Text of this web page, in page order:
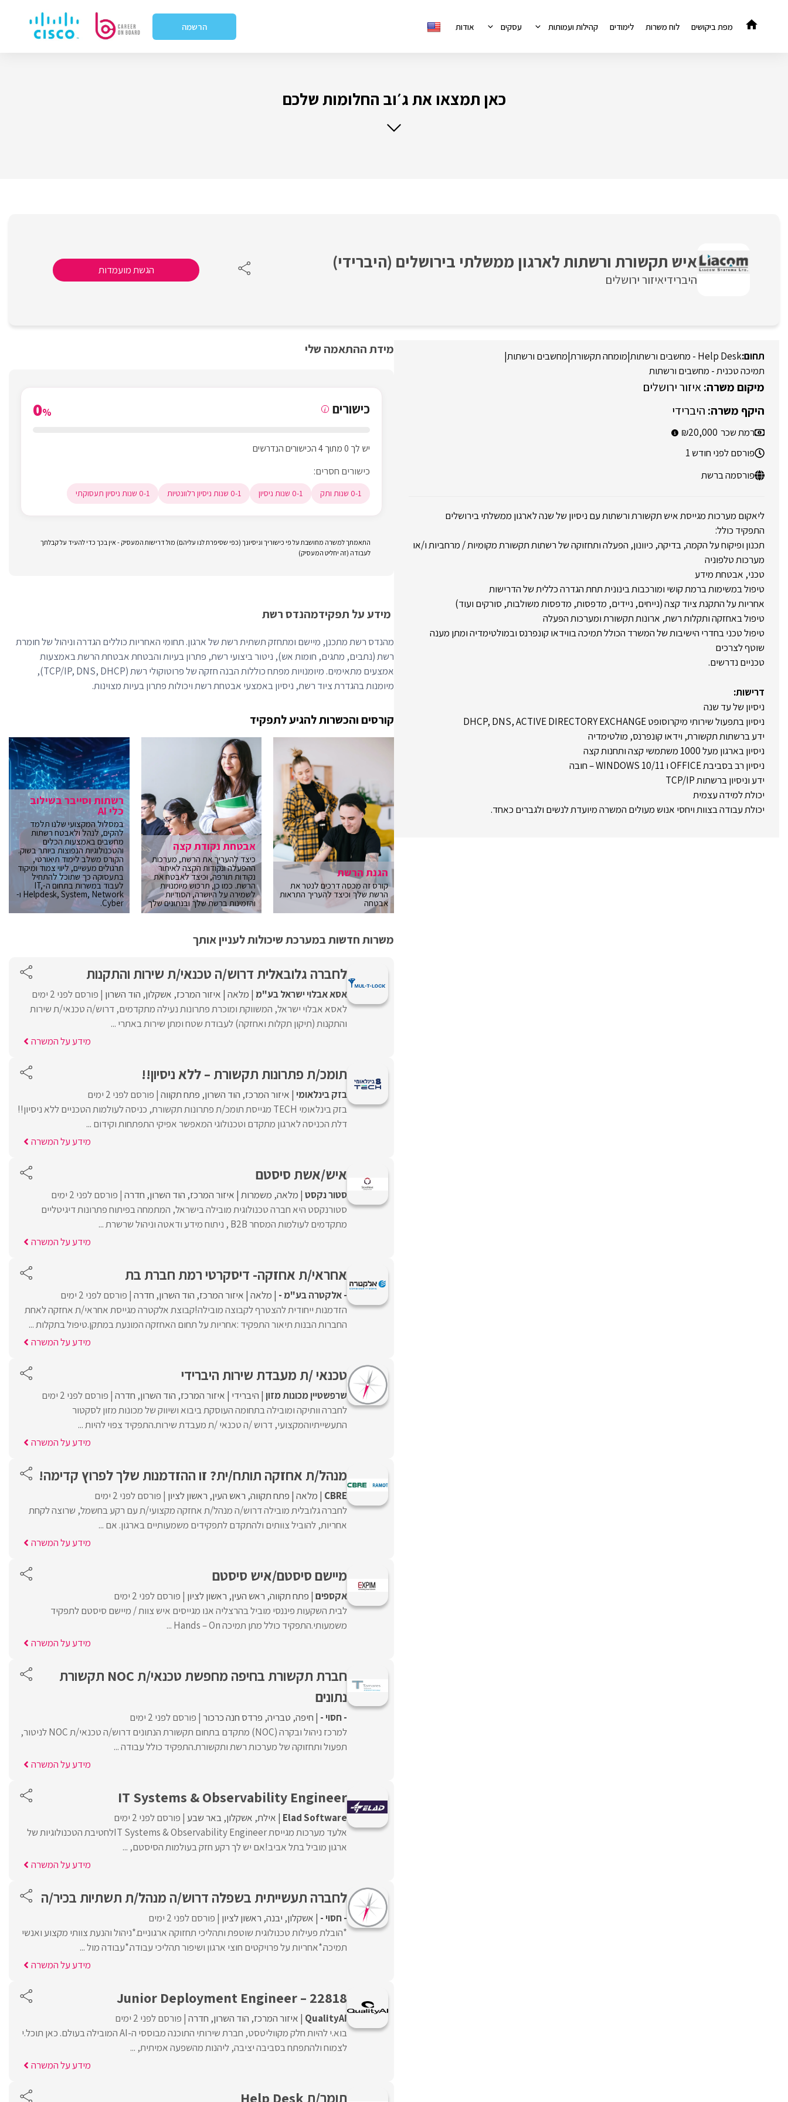
מפת ביקושים לוח משרות לימודים קהילות ועמותות עסקים אודות הרשמה
כאן תמצאו את ג׳וב החלומות שלכם
איש תקשורת ורשתות לארגון ממשלתי בירושלים (היברידי)
היברידיאיזור ירושלים
הגשת מועמדות
Help Desk - מחשבים ורשתות |מומחה תקשורת|מחשבים ורשתות|
תמיכה טכנית - מחשבים ורשתות
איזור ירושלים
היברידי
רמת שכר 20,000
פורסם לפני חודש 1
פורסמה ברשת
ליאקום מערכות מגייסת איש תקשורת ורשתות עם ניסיון של שנה לארגון ממשלתי בירושלים
התפקיד כולל:
תכנון ופיקוח על הקמה, בדיקה, כיוונון, הפעלה ותחזוקה של רשתות תקשורת מקומיות / מרחביות ו/או
מערכות טלפוניה
טכני, אבטחת מידע
טיפול במשימות ברמת קושי ומורכבות בינונית תחת הגדרה כללית של הדרישות
אחריות על התקנת ציוד קצה (נייחים, ניידים, מדפסות, מדפסות משולבות, סורקים ועוד)
טיפול באחזקה ותקלות רשת, ארונות תקשורת ומערכות הפעלה
טיפול טכני בחדרי הישיבות של המשרד הכולל תמיכה בווידאו קונפרנס ובמולטימדיה ומתן מענה
שוטף לצרכים
טכניים נדרשים.
דרישות:
ניסיון של עד שנה
ניסיון בתפעול שירותי מיקרוסופט DHCP, DNS, ACTIVE DIRECTORY EXCHANGE
ידע ברשתות תקשורת, וידאו קונפרנס, מולטימדיה
ניסיון בארגון מעל 1000 משתמשי קצה ותחנות קצה
ניסיון רב בסביבת OFFICE ו WINDOWS 10/11 – חובה
ידע וניסיון ברשתות TCP/IP
יכולת למידה עצמית
יכולת עבודה בצוות ויחסי אנוש מעולים המשרה מיועדת לנשים ולגברים כאחד.
מידת ההתאמה שלי
כישורים i
0%
יש לך 0 מתוך 4 הכישורים הנדרשים
כישורים חסרים:
0-1 שנות ותק 0-1 שנות ניסיון 0-1 שנות ניסיון רלוונטיות 0-1 שנות ניסיון תעסוקתי
התאמתך למשרה מחושבת על פי כישוריך וניסיונך (כפי שסיפרת לנו עליהם) מול דרישות המעסיק - אין בכך כדי להעיד על קבלתך
לעבודה (זה יחליט המעסיק)
מידע על תפקידמהנדס רשת
מהנדס רשת מתכנן, מיישם ומתחזק תשתית רשת של ארגון. תחומי האחריות כוללים הגדרה וניהול של חומרת
רשת (נתבים, מתגים, חומות אש), ניטור ביצועי רשת, פתרון בעיות והבטחת אבטחת הרשת באמצעות
אמצעים מתאימים. מיומנויות מפתח כוללות הבנה חזקה של פרוטוקולי רשת (TCP/IP, DNS, DHCP),
מיומנות בהגדרת ציוד רשת, ניסיון באמצעי אבטחת רשת ויכולות פתרון בעיות מצוינות.
קורסים והכשרות להגיע לתפקיד
הגנת הרשת
קורס זה מכסה דרכים לנטר את
הרשת שלך וכיצד להעריך התראות
אבטחה
אבטחת נקודת קצה
כיצד להעריך את הרשת, מערכות
ההפעלה ונקודות הקצה לאיתור
נקודות תורפה, וכיצד לאבטח את
הרשת. כמו כן, תרכוש מיומנויות
לשמירה על היושרה, הסודיות
והזמינות ברשת שלך ובנתונים שלך
רשתות וסייבר בשילוב
כלי AI
במסלול המקצועי שלנו תלמד
להקים, לנהל ולאבטח רשתות
מחשבים באמצעות הכלים
והטכנולוגיות הנפוצות ביותר בשוק.
הקורס משלב לימוד תיאורטי,
תרגולים מעשיים, ליווי צמוד ומיקוד
בתעסוקה כך שתוכל להתחיל
לעבוד במשרות בתחום ה-IT,
Helpdesk, System, Network ו-
Cyber.
משרות חדשות במערכת שיכולות לעניין אותך
לחברה גלובאלית דרוש/ה טכנאי/ת שירות והתקנות
אסא אבלוי ישראל בע"מ מלאה איזור המרכז אשקלון הוד השרון פורסם לפני 2 ימים
לאסא אבלוי ישראל, המשווקת ומוכרת פתרונות נעילה מתקדמים, דרוש/ה טכנאי/ת שירות
והתקנות (תיקון תקלות ואחזקה) לעבודת שטח ומתן שירות באתרי ...
מידע על המשרה
תומכ/ת פתרונות תקשורת – ללא ניסיון!!
בזק בינלאומי איזור המרכז הוד השרון פתח תקווה פורסם לפני 2 ימים
בזק בינלאומי TECH מגייסת תומכ/ת פתרונות תקשורת, כניסה לעולמות הטכניים ללא ניסיון!!
דלת הכניסה לארגון מתקדם וטכנולוגי המאפשר אפיקי התפתחות וקידום ...
מידע על המשרה
איש/אשת סיסטם
סטור נקסט מלאה משמרות איזור המרכז הוד השרון חדרה פורסם לפני 2 ימים
סטורנקסט היא חברה טכנולוגית מובילה בישראל, המתמחה בפיתוח פתרונות דיגיטליים
מתקדמים לעולמות המסחר B2B , ניתוח מידע ודאטה וניהול שרשרת ...
מידע על המשרה
אחראי/ת אחזקה- דיסקרטי רמת חברת בת
- אלקטרה בע"מ - מלאה איזור המרכז הוד השרון חדרה פורסם לפני 2 ימים
הזדמנות ייחודית להצטרף לקבוצה מובילה!קבוצת אלקטרה מגייסת אחראי/ת אחזקה לאחת
החברות הבנות תיאור התפקיד :אחריות על תחום האחזקה המונעת במתקן.טיפול בתקלות ...
מידע על המשרה
טכנאי /ת מעבדת שירות היברידי
שרפשטיין מכונות מזון היברידי איזור המרכז הוד השרון חדרה פורסם לפני 2 ימים
לחברה וותיקה ומובילה בתחומה העוסקת ביבוא ושיווק של מכונות מזון לסקטור
התעשייתיוהמקצועי, דרוש /ה טכנאי /ת מעבדת שירות.התפקיד צפוי להיות ...
מידע על המשרה
מנהל/ת אחזקה תותח/ית? זו ההזדמנות שלך לפרוץ קדימה!
CBRE מלאה פתח תקווה ראש העין ראשון לציון פורסם לפני 2 ימים
לחברה גלובלית מובילה דרוש/ה מנהל/ת אחזקה מקצועי/ת עם רקע בחשמל, שרוצה לקחת
אחריות, להוביל צוותים ולהתקדם לתפקידים משמעותיים בארגון. אם ...
מידע על המשרה
מיישם סיסטם/איש סיסטם
אקספים פתח תקווה ראש העין ראשון לציון פורסם לפני 2 ימים
לבית השקעות פיננסי מוביל בהרצליה אנו מגייסים איש צוות / מיישם סיסטם לתפקיד
משמעותי.התפקיד כולל מתן תמיכה Hands – On ...
מידע על המשרה
חברת תקשורת בחיפה מחפשת טכנאי/ת NOC תקשורת
נתונים
- חסוי - חיפה טבריה פרדס חנה כרכור פורסם לפני 2 ימים
למרכז ניהול ובקרה (NOC) מתקדם בתחום תקשורת הנתונים דרוש/ה טכנאי/ת NOC לניטור,
תפעול ותחזוקה של מערכות רשת ותקשורת.התפקיד כולל עבודה ...
מידע על המשרה
IT Systems & Observability Engineer
Elad Software אילת אשקלון באר שבע פורסם לפני 2 ימים
אלעד מערכות מגייסת IT Systems & Observability Engineerלחטיבת הטכנולוגיות של
ארגון מוביל בתל אביב!אם יש לך רקע חזק בעולמות הסיסטם, ...
מידע על המשרה
לחברה תעשייתית בשפלה דרוש/ה מנהל/ת תשתיות בכיר/ה
- חסוי - אשקלון יבנה ראשון לציון פורסם לפני 2 ימים
*הובלת פעילות טכנולוגית שוטפת ותהליכי תחזוקה ארגוניים.*ניהול והנעת צוותי מקצוע ואנשי
תמיכה.*אחריות על פרויקטים חוצי ארגון ושיפור תהליכי עבודה.*עבודה מול ...
מידע על המשרה
22818 – Junior Deployment Engineer
QualityAI איזור המרכז הוד השרון חדרה פורסם לפני 2 ימים
בוא.י להיות חלק מקווליטסט, חברת שירותי התוכנה מבוססי ה-AI המובילה בעולם. כאן תוכל.י
לצמוח ולהתפתח בסביבה יציבה, ליהנות מהשפעה אמיתית, ...
מידע על המשרה
תומך/ת Help Desk